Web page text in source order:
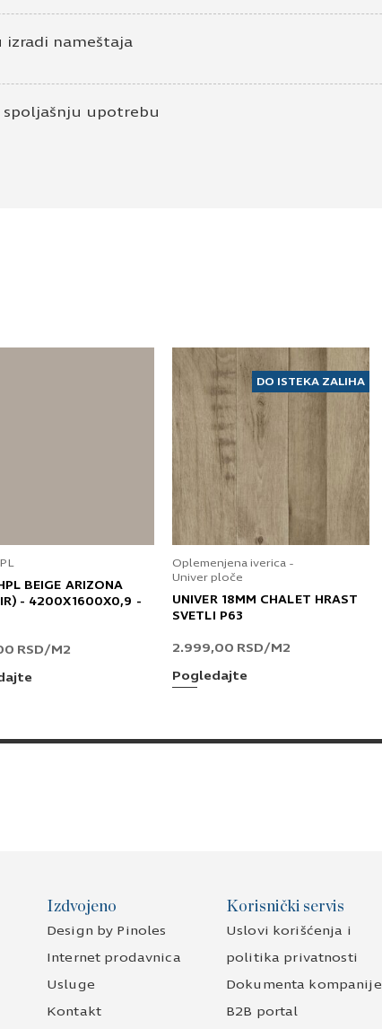
izradi nameštaja
spoljašnju upotrebu
BEIGE ARIZONA
- 4200X1600X0,9 -
RSD/M2
DO ISTEKA ZALIHA
Oplemenjena iverica -
Univer ploče
UNIVER 18MM CHALET HRAST
SVETLI P63
2.999,00 RSD/M2
Pogledajte
Izdvojeno
Design by Pinoles
Internet prodavnica
Usluge
Kontakt
Korisnički servis
Uslovi korišćenja i
politika privatnosti
Dokumenta kompanije
B2B portal